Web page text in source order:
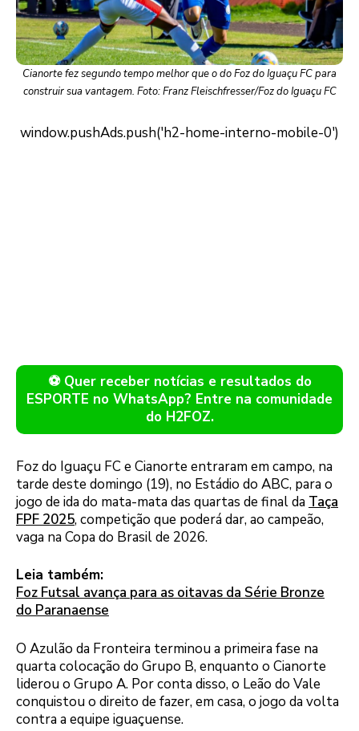
Cianorte fez segundo tempo melhor que o do Foz do Iguaçu FC para
construir sua vantagem. Foto: Franz Fleischfresser/Foz do Iguaçu FC
⚽ Quer receber notícias e resultados do
ESPORTE no WhatsApp? Entre na comunidade
do H2FOZ.
Foz do Iguaçu FC e Cianorte entraram em campo, na
tarde deste domingo (19), no Estádio do ABC, para o
jogo de ida do mata-mata das quartas de final da Taça
FPF 2025, competição que poderá dar, ao campeão,
vaga na Copa do Brasil de 2026.
Leia também:
Foz Futsal avança para as oitavas da Série Bronze
do Paranaense
O Azulão da Fronteira terminou a primeira fase na
quarta colocação do Grupo B, enquanto o Cianorte
liderou o Grupo A. Por conta disso, o Leão do Vale
conquistou o direito de fazer, em casa, o jogo da volta
contra a equipe iguaçuense.